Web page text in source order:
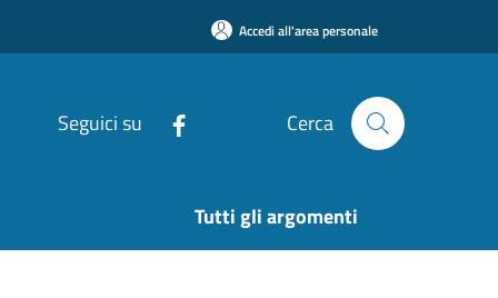
Accedi all'area personale
Seguici su Cerca
Tutti gli argomenti